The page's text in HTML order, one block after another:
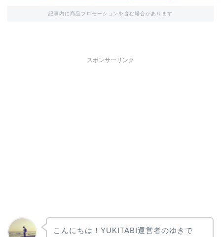
記事内に商品プロモーションを含む場合があります
スポンサーリンク
こんにちは！YUKITABI運営者のゆきで